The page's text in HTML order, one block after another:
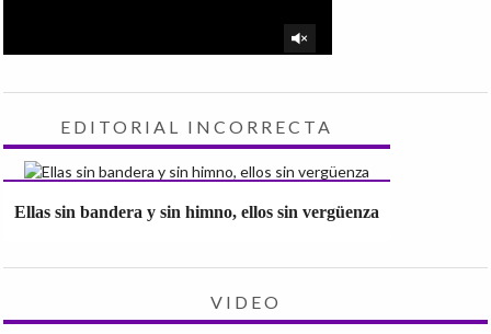
EDITORIAL INCORRECTA
Ellas sin bandera y sin himno, ellos sin vergüenza
VIDEO